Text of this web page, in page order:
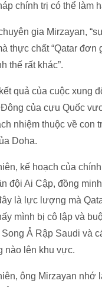
chính trị có thể làm
gia Mirzayan,
thực chất “Qatar
thế rất khác”.
quả của cuộc xung
của cựu Quốc
nhiệm thuộc về con
Doha.
kế hoạch của
đội Ai Cập, đồng
là lực lượng mà
mình bị cô lập và
Ả Rập Saudi và
nào lên khu vực.
ông Mirzayan nhớ